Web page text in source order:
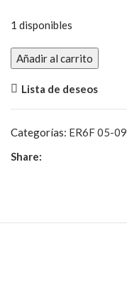
1 disponibles
Embellecedor
Chasis
Lado
Izquierdo
Añadir al carrito
Lista de deseos
Categorías: ER6F 05-09
Share: